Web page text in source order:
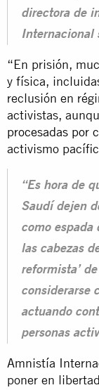
directora de
Internacional
“En prisión,
y física,
reclusión en
activistas,
procesadas por
activismo
“Es hora de
Saudí dejen
como espada
las cabezas
reformista’
considerarse
actuando
personas
Amnistía
poner en